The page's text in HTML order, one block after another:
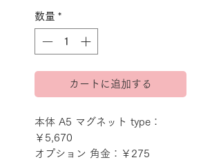
数量 *
カートに追加する
本体 A5 マグネット type：
￥5,670
オプション 角金：￥275